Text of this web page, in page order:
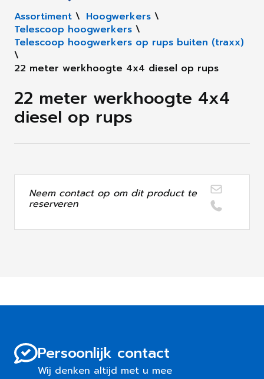
Assortiment \ Hoogwerkers \
Telescoop hoogwerkers \
Telescoop hoogwerkers op rups buiten (traxx)
\
22 meter werkhoogte 4x4 diesel op rups
22 meter werkhoogte 4x4
diesel op rups
Neem contact op om dit product te
reserveren
Persoonlijk contact
Wij denken altijd met u mee